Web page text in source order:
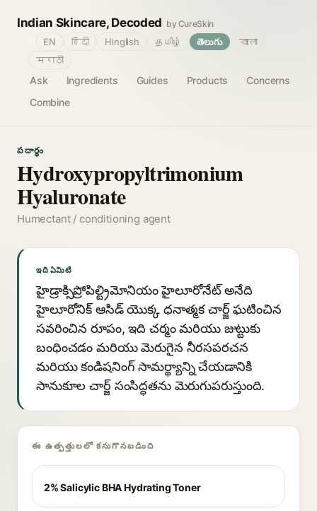
Indian Skincare, Decoded by CureSkin
Ask Ingredients Guides Products
Concerns
Combine
EN हिंदी Hinglish தமிழ் తెలుగు
বাংলা
मराठी
పదార్థం
Hydroxypropyltrimonium
Hyaluronate
Humectant / conditioning agent
ఇది ఏమిటి
హైడ్రాక్సిప్రోపిల్ట్రిమోనియం హైలూరోనేట్ అనేది
హైలూరోనిక్ ఆసిడ్ యొక్క ధనాత్మక చార్జ్ ఘటించిన
సవరించిన రూపం, ఇది చర్మం మరియు జుట్టుకు
బంధించడం మరియు మెరుగైన నీరసపరచన
మరియు కండిషనింగ్ సామర్థ్యాన్ని చేయడానికి
సానుకూల చార్జ్ సంసిద్ధతను మెరుగుపరుస్తుంది.
ఈ ఉత్పత్తులలో కనుగొనబడింది
2% Salicylic BHA Hydrating Toner